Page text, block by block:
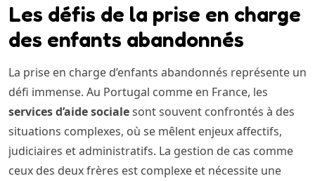
Les défis de la prise en charge
des enfants abandonnés
La prise en charge d’enfants abandonnés représente un
défi immense. Au Portugal comme en France, les
services d’aide socialesont souvent confrontés à des
situations complexes, où se mêlent enjeux affectifs,
judiciaires et administratifs. La gestion de cas comme
ceux des deux frères est complexe et nécessite une